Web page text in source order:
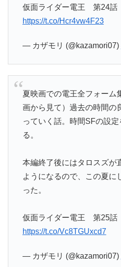
仮面ライダー電王 第24話
https://t.co/Hcr4vw4F23
— カザモリ (@kazamori07)
夏映画での電王全フォーム
画から見て）過去の時間の
っていく話。時間SFの設
る。
本編終了後にはタロスズが
ようになるので、この夏に
った。
仮面ライダー電王 第25話
https://t.co/Vc8TGUxcd7
— カザモリ (@kazamori07)